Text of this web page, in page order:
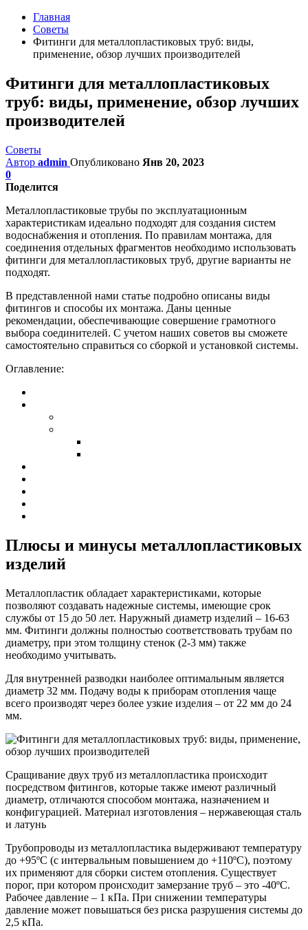
Главная
Советы
Фитинги для металлопластиковых труб: виды,
применение, обзор лучших производителей
Фитинги для металлопластиковых
труб: виды, применение, обзор лучших
производителей
Советы
Автор admin Опубликовано Янв 20, 2023
0
Поделится
Металлопластиковые трубы по эксплуатационным
характеристикам идеально подходят для создания систем
водоснабжения и отопления. По правилам монтажа, для
соединения отдельных фрагментов необходимо использовать
фитинги для металлопластиковых труб, другие варианты не
подходят.
В представленной нами статье подробно описаны виды
фитингов и способы их монтажа. Даны ценные
рекомендации, обеспечивающие совершение грамотного
выбора соединителей. С учетом наших советов вы сможете
самостоятельно справиться со сборкой и установкой системы.
Оглавление:
Плюсы и минусы металлопластиковых
изделий
Металлопластик обладает характеристиками, которые
позволяют создавать надежные системы, имеющие срок
службы от 15 до 50 лет. Наружный диаметр изделий – 16-63
мм. Фитинги должны полностью соответствовать трубам по
диаметру, при этом толщину стенок (2-3 мм) также
необходимо учитывать.
Для внутренней разводки наиболее оптимальным является
диаметр 32 мм. Подачу воды к приборам отопления чаще
всего производят через более узкие изделия – от 22 мм до 24
мм.
Сращивание двух труб из металлопластика происходит
посредством фитингов, которые также имеют различный
диаметр, отличаются способом монтажа, назначением и
конфигурацией. Материал изготовления – нержавеющая сталь
и латунь
Трубопроводы из металлопластика выдерживают температуру
до +95ºС (с интервальным повышением до +110ºС), поэтому
их применяют для сборки систем отопления. Существует
порог, при котором происходит замерзание труб – это -40ºС.
Рабочее давление – 1 кПа. При снижении температуры
давление может повышаться без риска разрушения системы до
2,5 кПа.